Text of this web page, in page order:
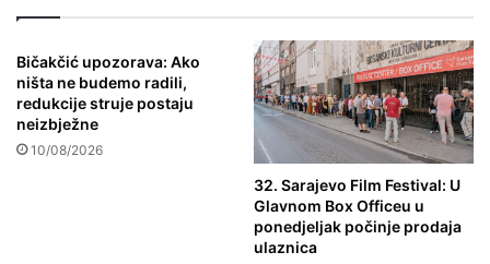
Bičakčić upozorava: Ako
ništa ne budemo radili,
redukcije struje postaju
neizbježne
10/08/2026
32. Sarajevo Film Festival: U
Glavnom Box Officeu u
ponedjeljak počinje prodaja
ulaznica